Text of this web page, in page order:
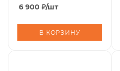
6 900 ₽/шт
В КОРЗИНУ